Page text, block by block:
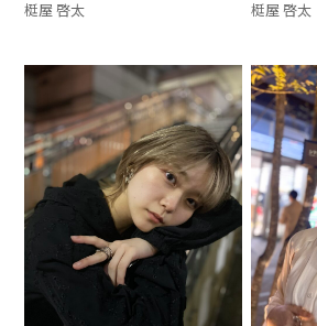
梃屋 啓太
梃屋 啓太